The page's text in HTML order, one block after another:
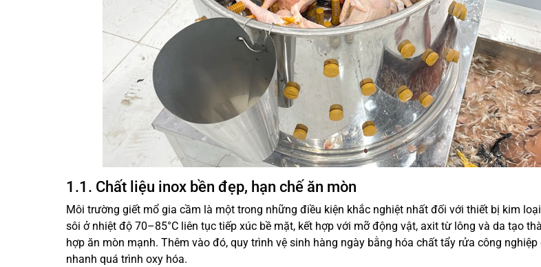
1.1. Chất liệu inox bền đẹp, hạn chế ăn mòn
Môi trường giết mổ gia cầm là một trong những điều kiện khắc nghiệt nhất đối với thiết bị kim
sôi ở nhiệt độ 70–85°C liên tục tiếp xúc bề mặt, kết hợp với mỡ động vật, axit từ lông và da tạo
hợp ăn mòn mạnh. Thêm vào đó, quy trình vệ sinh hàng ngày bằng hóa chất tẩy rửa công
nhanh quá trình oxy hóa.